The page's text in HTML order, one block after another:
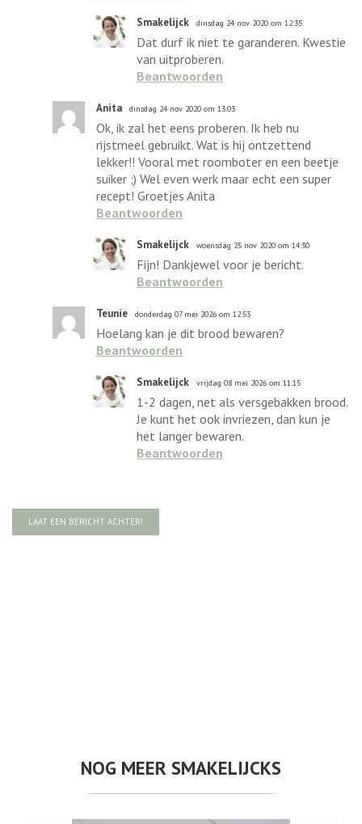
Smakelijck dinsdag 24 nov 2020 om 12:35
Dat durf ik niet te garanderen. Kwestie
van uitproberen.
Beantwoorden
Anita dinsdag 24 nov 2020 om 13:03
Ok, ik zal het eens proberen. Ik heb nu
rijstmeel gebruikt. Wat is hij ontzettend
lekker!! Vooral met roomboter en een beetje
suiker ;) Wel even werk maar echt een super
recept! Groetjes Anita
Beantwoorden
Smakelijck woensdag 25 nov 2020 om 14:30
Fijn! Dankjewel voor je bericht.
Beantwoorden
Teunie donderdag 07 mei 2026 om 12:53
Hoelang kan je dit brood bewaren?
Beantwoorden
Smakelijck vrijdag 08 mei 2026 om 11:15
1-2 dagen, net als versgebakken brood.
Je kunt het ook invriezen, dan kun je
het langer bewaren.
Beantwoorden
LAAT EEN BERICHT ACHTER!
NOG MEER SMAKELIJCKS